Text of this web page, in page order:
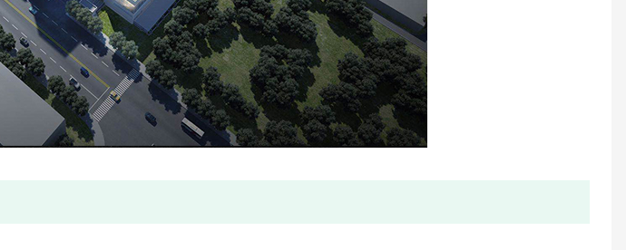
आर्थिक बहु जेट सूखी प्रकार पानी मीटर (ITRON मॉडल) थोक आकार अल्ट्रासोनिक जल मीटर